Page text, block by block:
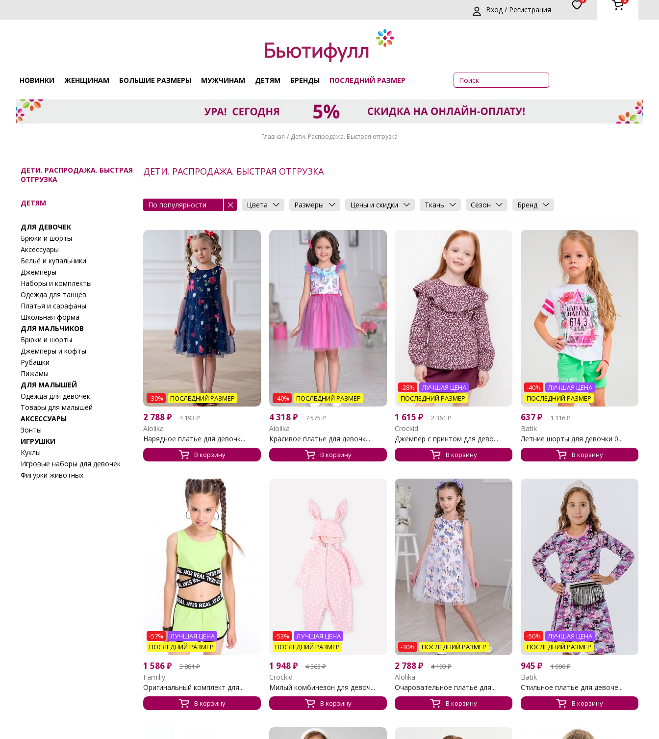
Вход / Регистрация
НОВИНКИ ЖЕНЩИНАМ БОЛЬШИЕ РАЗМЕРЫ МУЖЧИНАМ ДЕТЯМ БРЕНДЫ ПОСЛЕДНИЙ РАЗМЕР
Главная Дети. Распродажа. Быстрая отгрузка
ДЕТИ. РАСПРОДАЖА. БЫСТРАЯ
ОТГРУЗКА
ДЕТЯМ
ДЛЯ ДЕВОЧЕК
Брюки и шорты
Аксессуары
Бельё и купальники
Джемперы
Наборы и комплекты
Одежда для танцев
Платья и сарафаны
Школьная форма
ДЛЯ МАЛЬЧИКОВ
Брюки и шорты
Джемперы и кофты
Рубашки
Пижамы
ДЛЯ МАЛЫШЕЙ
Одежда для девочек
Товары для малышей
АКСЕССУАРЫ
Зонты
ИГРУШКИ
Куклы
Игровые наборы для девочек
Фигурки животных
ДЕТИ. РАСПРОДАЖА. БЫСТРАЯ ОТГРУЗКА
По популярности Цвета Размеры Цены и скидки Ткань Сезон Бренд
-30% ПОСЛЕДНИЙ РАЗМЕР
2 788₽ 4 193₽
Alolika
Нарядное платье для девочк...
В корзину
-40% ПОСЛЕДНИЙ РАЗМЕР
4 318₽ 7 575₽
Alolika
Красивое платье для девочк...
В корзину
-28%
ЛУЧШАЯ ЦЕНА
ПОСЛЕДНИЙ РАЗМЕР
1 615 ₽ 2 361₽
Crockid
Джемпер с принтом для дево...
В корзину
-40%
ЛУЧШАЯ ЦЕНА
ПОСЛЕДНИЙ РАЗМЕР
637₽ 1 116₽
Batik
Летние шорты для девочки 0...
В корзину
-57%
ЛУЧШАЯ ЦЕНА
ПОСЛЕДНИЙ РАЗМЕР
1 586₽ 3 881₽
Familiy
Оригинальный комплект для...
В корзину
-53%
ЛУЧШАЯ ЦЕНА
ПОСЛЕДНИЙ РАЗМЕР
1 948₽ 4 363₽
Crockid
Милый комбинезон для девоч...
В корзину
-30% ПОСЛЕДНИЙ РАЗМЕР
2 788₽ 4 193₽
Alolika
Очаровательное платье для...
В корзину
-50%
ЛУЧШАЯ ЦЕНА
ПОСЛЕДНИЙ РАЗМЕР
945 ₽ 1 990₽
Batik
Стильное платье для девоче...
В корзину